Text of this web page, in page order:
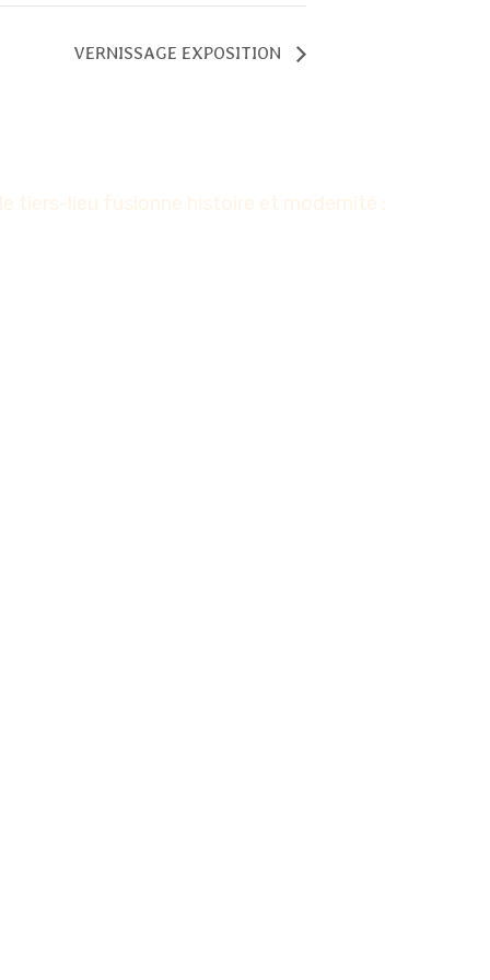
VERNISSAGE EXPOSITION
tiers-lieu fusionne histoire et modernité :